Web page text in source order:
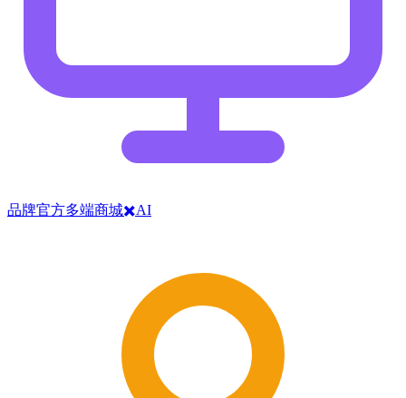
品牌官方多端商城✖️AI